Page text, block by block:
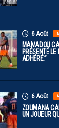
6 Août
MAMADOU
PRÉSENTÉ LE
ADHÉRÉ.”
6 Août
ZOUMANA
UN JOUEUR